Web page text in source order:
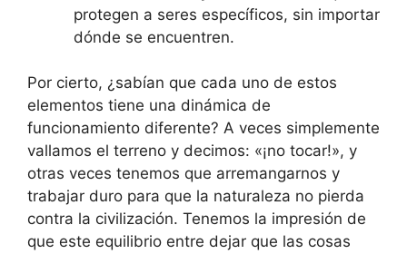
protegen a seres específicos, sin importar
dónde se encuentren.
Por cierto, ¿sabían que cada uno de estos
elementos tiene una dinámica de
funcionamiento diferente? A veces simplemente
vallamos el terreno y decimos: «¡no tocar!», y
otras veces tenemos que arremangarnos y
trabajar duro para que la naturaleza no pierda
contra la civilización. Tenemos la impresión de
que este equilibrio entre dejar que las cosas